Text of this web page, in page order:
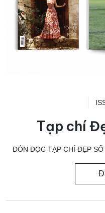
Tạp chí
ĐÓN ĐỌC TẠP CHÍ ĐẸP